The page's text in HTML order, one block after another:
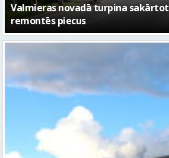
No pagaidu teātra līdz
– kā attīstīsies “Kurtuve”